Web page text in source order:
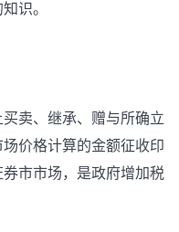
识。
卖、继承、赠与所确立
价格计算的金额征收印
市市场，是政府增加税